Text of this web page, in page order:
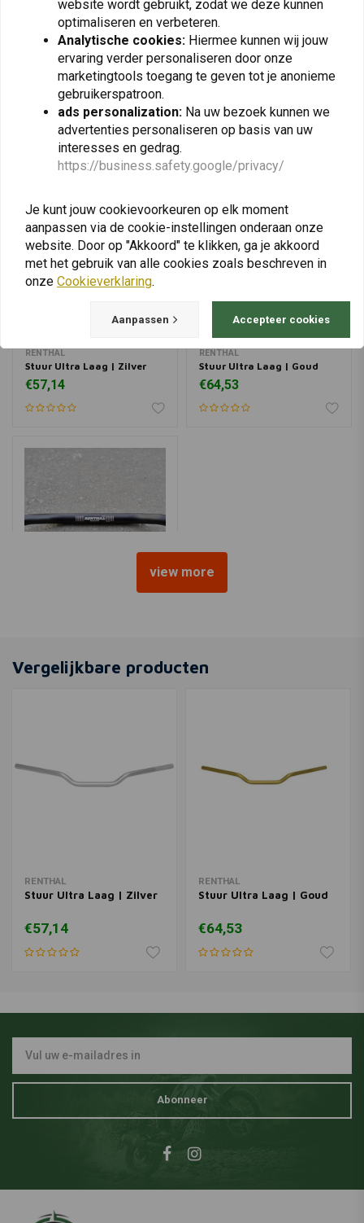
€52,36
View more
RENTHAL
Stuur Ultra Laag | Zilver
€57,14
RENTHAL
Stuur Ultra Laag | Goud
€64,53
view more
Vergelijkbare producten
RENTHAL
Stuur Ultra Laag | Zilver
€57,14
RENTHAL
Stuur Ultra Laag | Goud
€64,53
Abonneer
website wordt gebruikt, zodat we deze kunnen
optimaliseren en verbeteren.
Analytische cookies: Hiermee kunnen wij jouw
ervaring verder personaliseren door onze
marketingtools toegang te geven tot je anonieme
gebruikerspatroon.
ads personalization: Na uw bezoek kunnen we
advertenties personaliseren op basis van uw
interesses en gedrag.
https://business.safety.google/privacy/
Je kunt jouw cookievoorkeuren op elk moment
aanpassen via de cookie-instellingen onderaan onze
website. Door op "Akkoord" te klikken, ga je akkoord
met het gebruik van alle cookies zoals beschreven in
onze Cookieverklaring.
Aanpassen Accepteer cookies